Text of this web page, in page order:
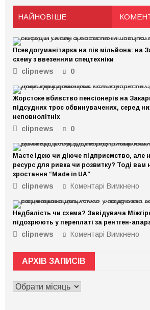
НАЙНОВІШЕ
Псевдогуманітарка на пів мільйона: на
схему з ввезенням спецтехніки
clipnews 0
Жорстоке вбивство пенсіонерів на
підсудних троє обвинувачених, серед
неповнолітніх
clipnews 0
Маєте ідею чи діюче підприємство, але
ресурс для ривка чи розвитку? Тоді вам
зростання “Made in UA”
clipnews Коментарі Вимкнено
чи
Недбалість чи схема? Завідувача
підозрюють у переплаті за рентген-
clipnews Коментарі Вимкнено
АРХІВ ЗАПИСІВ
АРХІВ
ЗАПИСІВ